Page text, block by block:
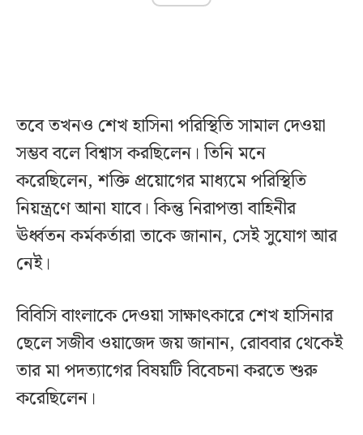
তবে তখনও শেখ হাসিনা পরিস্থিতি সামাল দেওয়া
সম্ভব বলে বিশ্বাস করছিলেন। তিনি মনে
করেছিলেন, শক্তি প্রয়োগের মাধ্যমে পরিস্থিতি
নিয়ন্ত্রণে আনা যাবে। কিন্তু নিরাপত্তা বাহিনীর
ঊর্ধ্বতন কর্মকর্তারা তাকে জানান, সেই সুযোগ আর
নেই।
বিবিসি বাংলাকে দেওয়া সাক্ষাৎকারে শেখ হাসিনার
ছেলে সজীব ওয়াজেদ জয় জানান, রোববার থেকেই
তার মা পদত্যাগের বিষয়টি বিবেচনা করতে শুরু
করেছিলেন।